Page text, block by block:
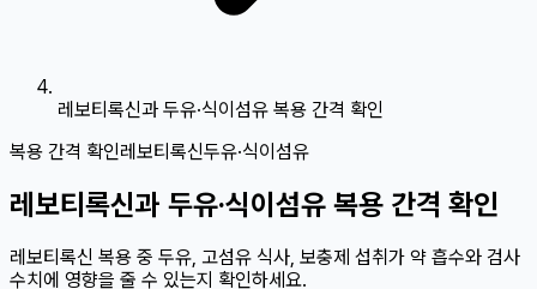
레보티록신과 두유·식이섬유 복용 간격 확인
복용 간격 확인레보티록신두유·식이섬유
레보티록신과 두유·식이섬유 복용 간격 확인
레보티록신 복용 중 두유, 고섬유 식사, 보충제 섭취가 약 흡수와 검사
수치에 영향을 줄 수 있는지 확인하세요.